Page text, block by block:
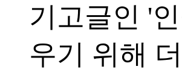
기고글인 '
우기 위해